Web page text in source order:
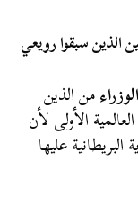
الذين سبقوا رويعي
من الذين
الأولى لأن
عليها